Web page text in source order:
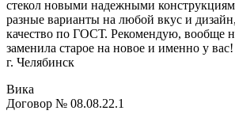
стекол новыми надежными
разные варианты на любой вкус и
качество по ГОСТ. Рекомендую, вообще
заменила старое на новое и именно у вас!
г. Челябинск
Вика
Договор № 08.08.22.1